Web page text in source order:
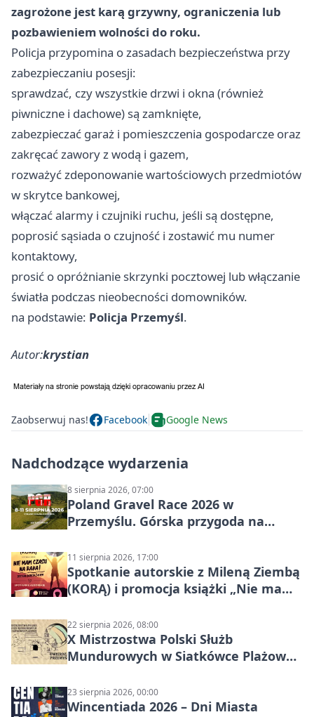
zagrożone jest karą grzywny, ograniczenia lub
pozbawieniem wolności do roku.
Policja przypomina o zasadach bezpieczeństwa przy
zabezpieczaniu posesji:
sprawdzać, czy wszystkie drzwi i okna (również
piwniczne i dachowe) są zamknięte,
zabezpieczać garaż i pomieszczenia gospodarcze oraz
zakręcać zawory z wodą i gazem,
rozważyć zdeponowanie wartościowych przedmiotów
w skrytce bankowej,
włączać alarmy i czujniki ruchu, jeśli są dostępne,
poprosić sąsiada o czujność i zostawić mu numer
kontaktowy,
prosić o opróżnianie skrzynki pocztowej lub włączanie
światła podczas nieobecności domowników.
na podstawie: Policja Przemyśl.
Autor:krystian
Zaobserwuj nas! Facebook Google News
Nadchodzące wydarzenia
8 sierpnia 2026, 07:00
Poland Gravel Race 2026 w
Przemyślu. Górska przygoda na
11 sierpnia 2026, 17:00
Spotkanie autorskie z Mileną Ziembą
(KORĄ) i promocja książki „Nie mam
22 sierpnia 2026, 08:00
X Mistrzostwa Polski Służb
Mundurowych w Siatkówce Plażowej
23 sierpnia 2026, 00:00
Wincentiada 2026 – Dni Miasta